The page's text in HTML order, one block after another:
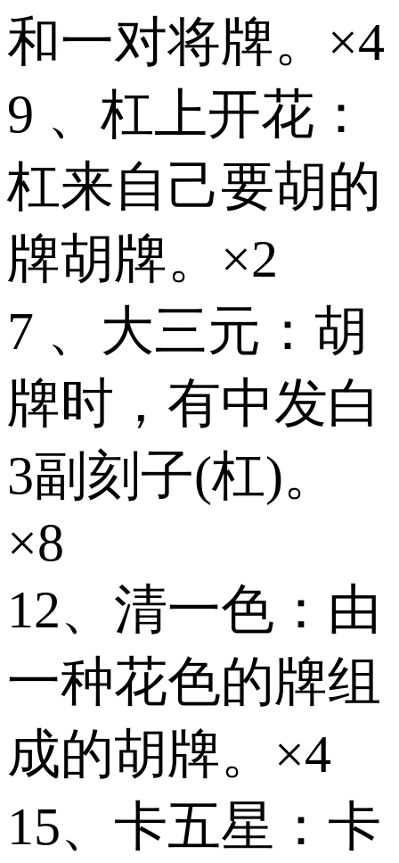
和一对将牌。×4
9 、杠上开花：
杠来自己要胡的
牌胡牌。×2
7 、大三元：胡
牌时，有中发白
3副刻子(杠)。
×8
12、清一色：由
一种花色的牌组
成的胡牌。×4
15、卡五星：卡